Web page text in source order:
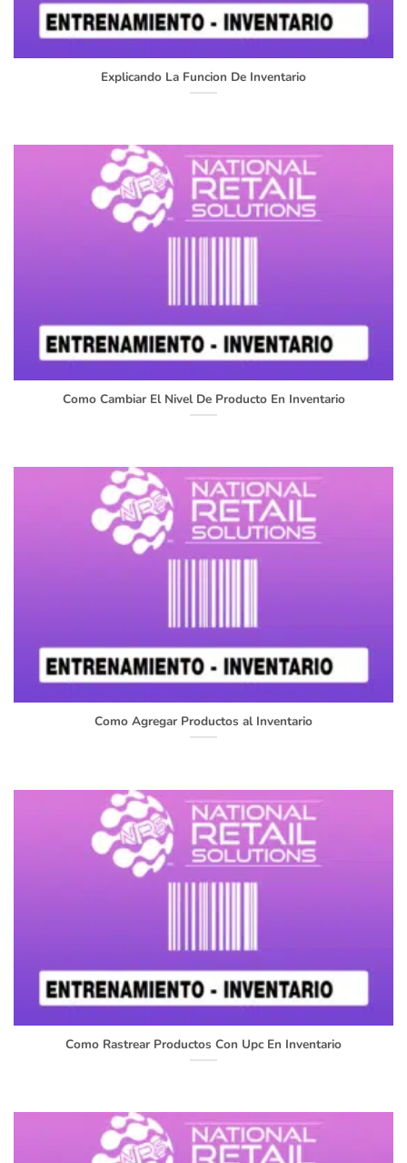
Explicando La Funcion De Inventario
Como Cambiar El Nivel De Producto En Inventario
Como Agregar Productos al Inventario
Como Rastrear Productos Con Upc En Inventario